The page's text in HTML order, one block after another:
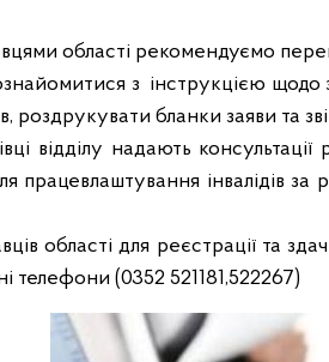
області рекомендуємо
з інструкцією щодо
роздрукувати бланки заяви та
відділу надають
працевлаштування інвалідів
області для реєстрації та
телефони (0352 521181,522267)